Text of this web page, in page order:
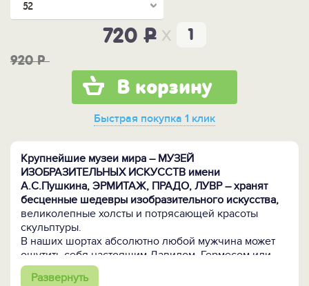
52
720P x
920P
В корзину
Быстрая покупка 1 клик
Крупнейшие музеи мира – МУЗЕЙ
ИЗОБРАЗИТЕЛЬНЫХ ИСКУССТВ имени
А.С.Пушкина, ЭРМИТАЖ, ПРАДО, ЛУВР – хранят
бесценные шедевры изобразительного искусства,
великолепные холсты и потрясающей красоты
скульптуры.
В наших шортах абсолютно любой мужчина может
ощутить себя настоящим Давидом, Гермесом или
Аполлоном!
Развернуть